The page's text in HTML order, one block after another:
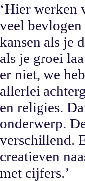
‘Hier werken
veel
kansen als je
als je groei
er niet, we
allerlei
en religies.
onderwerp.
verschillend.
creatieven
met cijfers.’